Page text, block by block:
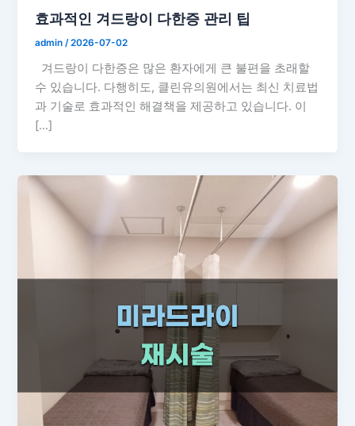
효과적인 겨드랑이 다한증 관리 팁
admin /2026-07-02
겨드랑이 다한증은 많은 환자에게 큰 불편을 초래할
수 있습니다. 다행히도, 클린유의원에서는 최신 치료법
과 기술로 효과적인 해결책을 제공하고 있습니다. 이
[…]